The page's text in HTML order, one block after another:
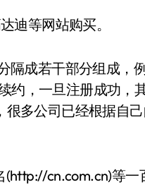
迪等网站购买。
成若干部分组成，
约，一旦注册成功，
多公司已经根据自
cn.com.cn)等